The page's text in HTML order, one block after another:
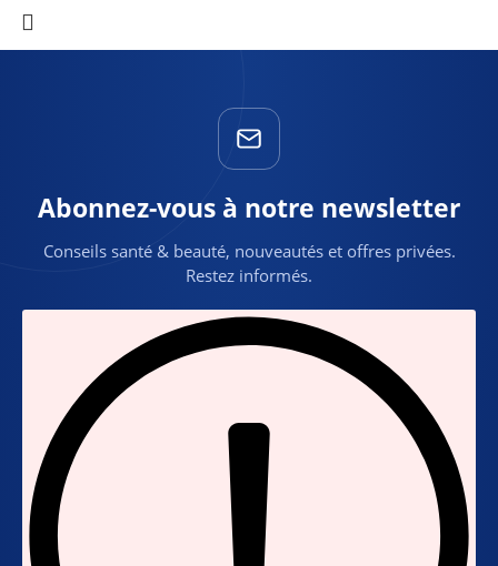
Abonnez-vous à notre newsletter
Conseils santé & beauté, nouveautés et offres privées.
Restez informés.